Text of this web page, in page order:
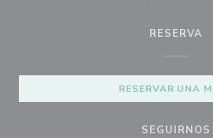
RESERVA
RESERVAR UNA
SEGUIRNOS